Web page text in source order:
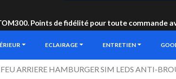
Points de fidélité pour toute commande
ECLAIRAGE ENTRETIEN
FEU ARRIERE HAMBURGER SIM LEDS ANTI-